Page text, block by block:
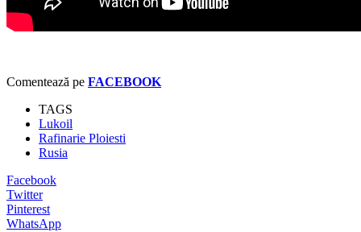
Comentează pe FACEBOOK
TAGS
Lukoil
Rafinarie Ploiesti
Rusia
Facebook
Twitter
Pinterest
WhatsApp